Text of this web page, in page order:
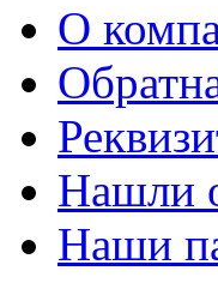
О
Нашли
Наши